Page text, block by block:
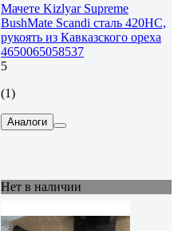
Мачете Kizlyar Supreme
BushMate Scandi сталь 420HC,
рукоять из Кавказского ореха
4650065058537
5
(1)
Аналоги
Нет в наличии